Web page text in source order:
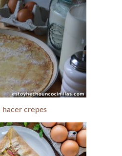
hacer crepes